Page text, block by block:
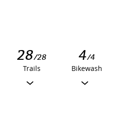
28/28
Trails
4/4
Bikewash